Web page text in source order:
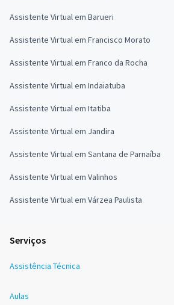
Assistente Virtual em Barueri
Assistente Virtual em Francisco Morato
Assistente Virtual em Franco da Rocha
Assistente Virtual em Indaiatuba
Assistente Virtual em Itatiba
Assistente Virtual em Jandira
Assistente Virtual em Santana de Parnaíba
Assistente Virtual em Valinhos
Assistente Virtual em Várzea Paulista
Serviços
Assistência Técnica
Aulas